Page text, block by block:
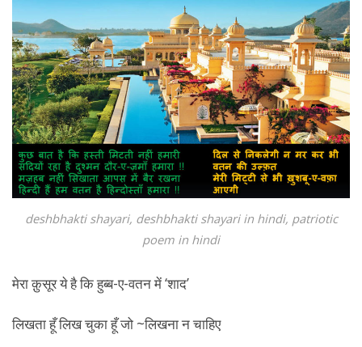
deshbhakti shayari, deshbhakti shayari in hindi, patriotic
poem in hindi
मेरा क़ुसूर ये है कि हुब्ब-ए-वतन में ‘शाद’
लिखता हूँ लिख चुका हूँ जो ~लिखना न चाहिए